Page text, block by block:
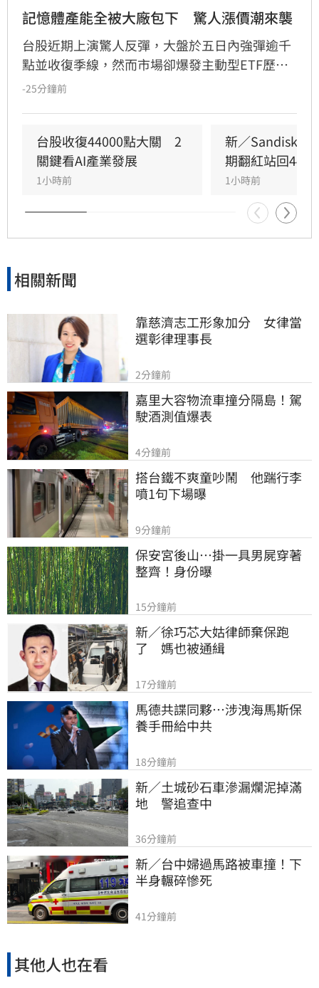
記憶體產能全被大廠包下　驚人漲價潮來襲
台股近期上演驚人反彈，大盤於五日內強彈逾千
點並收復季線，然而市場卻爆發主動型ETF歷史
級別的贖回潮，許多散戶因恐慌而在低檔急殺脫
慎應對。產業方面，記憶體受惠於AI需求爆發，
三星與美光產能遭鎖定至2027年，引發終端產品
漲價潮。此外，AI晶片戰局出現轉折，馬斯克公
開力挺輝達，不僅影響市場信心，更牽動台廠AI
供應鏈的資金板塊。專家提醒，未來擁有實質業
績護體的台廠，才有望在劇烈洗牌中脫穎而出。
-25分鐘前
台股收復44000點大關　2
關鍵看AI產業發展
1小時前
新／Sandisk挫
期翻紅站回
1小時前
相關新聞
靠慈濟志工形象加分　女律當
選彰律理事長
2分鐘前
嘉里大容物流車撞分隔島！駕
駛酒測值爆表
4分鐘前
搭台鐵不爽童吵鬧　他踹行李
噴1句下場曝
9分鐘前
保安宮後山…掛一具男屍穿著
整齊！身份曝
15分鐘前
新／徐巧芯大姑律師棄保跑
了　媽也被通緝
17分鐘前
馬德共諜同夥…涉洩海馬斯保
養手冊給中共
18分鐘前
新／土城砂石車滲漏爛泥掉滿
地　警追查中
36分鐘前
新／台中婦過馬路被車撞！下
半身輾碎慘死
41分鐘前
其他人也在看